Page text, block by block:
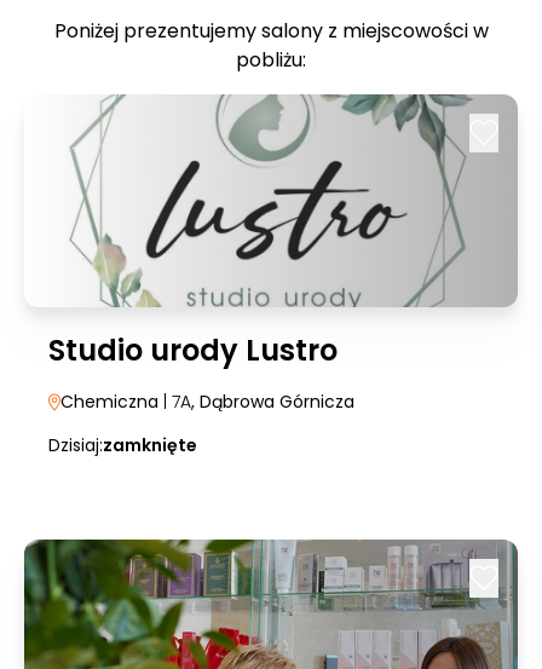
Poniżej prezentujemy salony z miejscowości w
pobliżu:
Studio urody Lustro
Chemiczna | 7A, Dąbrowa Górnicza
Dzisiaj:zamknięte